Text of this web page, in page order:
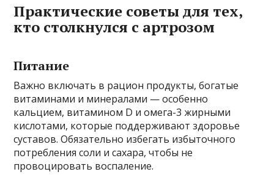
Практические советы для тех,
кто столкнулся с артрозом
Питание
Важно включать в рацион продукты, богатые
витаминами и минералами — особенно
кальцием, витамином D и омега-3 жирными
кислотами, которые поддерживают здоровье
суставов. Обязательно избегать избыточного
потребления соли и сахара, чтобы не
провоцировать воспаление.